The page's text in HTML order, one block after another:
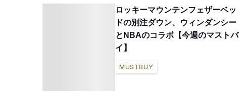
ロッキーマウンテンフェザーベッ
ドの別注ダウン、ウィンダンシー
とNBAのコラボ【今週のマストバ
イ】
MUSTBUY